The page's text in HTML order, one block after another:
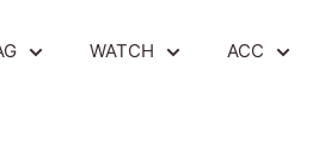
WATCH ACC